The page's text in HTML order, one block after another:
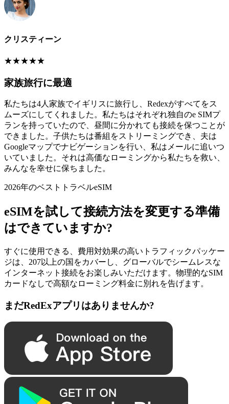
クリスティーン
★★★★★
家族旅行に最適
私たちは4人家族でイギリスに旅行し、Redexがすべてをス
ムーズにしてくれました。私たちはそれぞれ独自のe SIMプ
ランを持っていたので、昼間に分かれても接続を保つことが
できました。子供たちは番組をストリーミングでき、夫は
Googleマップでナビゲーションを行い、私はメールに追いつ
いていました。それは高価なローミングから私たちを救い、
みんなを幸せに保ちました。
2026年のベストトラベルeSIM
eSIMを試して接続方法を変更する準備
はできていますか?
すぐに使用できる、費用対効果の高いトラフィックパッケー
ジは、207以上の国をカバーし、グローバルでシームレスな
インターネット接続をお楽しみいただけます。物理的なSIM
カードなしで高額なローミング料金に別れを告げます。
まだRedExアプリはありませんか?